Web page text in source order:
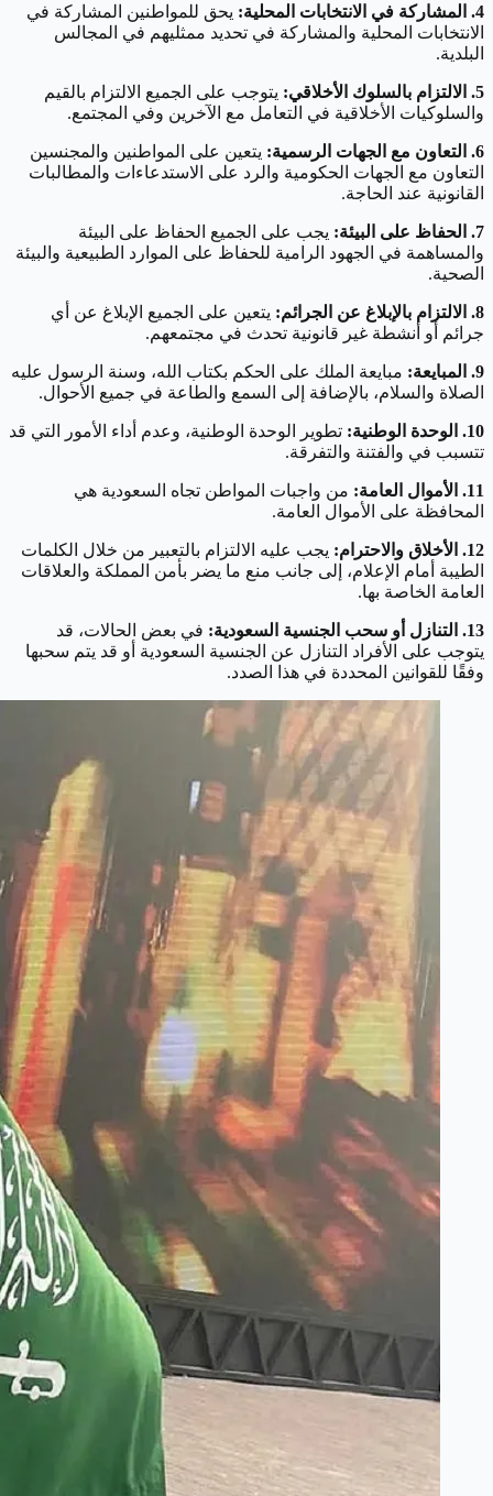
4. المشاركة في الانتخابات المحلية:
يحق للمواطنين المشاركة في
الانتخابات المحلية والمشاركة في تحديد ممثليهم في المجالس
البلدية.
5. الالتزام بالسلوك الأخلاقي:
يتوجب على الجميع الالتزام بالقيم
والسلوكيات الأخلاقية في التعامل مع الآخرين وفي المجتمع.
6. التعاون مع الجهات الرسمية:
يتعين على المواطنين والمجنسين
التعاون مع الجهات الحكومية والرد على الاستدعاءات والمطالبات
القانونية عند الحاجة.
7. الحفاظ على البيئة:
يجب على الجميع الحفاظ على البيئة
والمساهمة في الجهود الرامية للحفاظ على الموارد الطبيعية والبيئة
الصحية.
8. الالتزام بالإبلاغ عن الجرائم:
يتعين على الجميع الإبلاغ عن أي
جرائم أو أنشطة غير قانونية تحدث في مجتمعهم.
9. المبايعة:
مبايعة الملك على الحكم بكتاب الله، وسنة الرسول عليه
الصلاة والسلام، بالإضافة إلى السمع والطاعة في جميع الأحوال.
10. الوحدة الوطنية:
تطوير الوحدة الوطنية، وعدم أداء الأمور التي قد
تتسبب في والفتنة والتفرقة.
11. الأموال العامة:
من واجبات المواطن تجاه السعودية هي
المحافظة على الأموال العامة.
12. الأخلاق والاحترام:
يجب عليه الالتزام بالتعبير من خلال الكلمات
الطيبة أمام الإعلام، إلى جانب منع ما يضر بأمن المملكة والعلاقات
العامة الخاصة بها.
13. التنازل أو سحب الجنسية السعودية:
في بعض الحالات، قد
يتوجب على الأفراد التنازل عن الجنسية السعودية أو قد يتم سحبها
وفقًا للقوانين المحددة في هذا الصدد.